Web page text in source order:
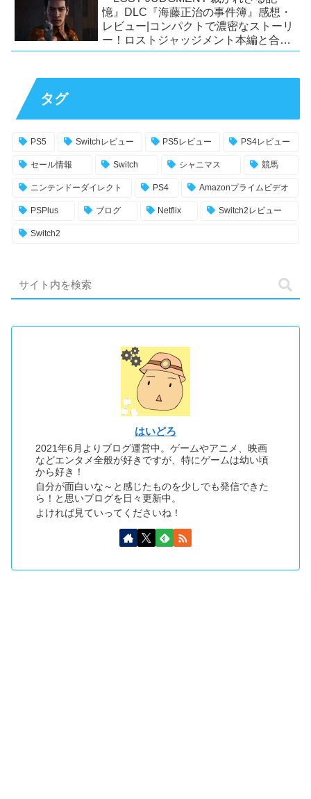
憶』DLC『海藤正治の事件簿』感想・
レビュー|コンパクトで濃密なストーリ
ー！ロストジャッジメント本編と合わ
せておすすめの満足度の高いDLC！
タグ
PS5 Switchレビュー PS5レビュー PS4レビュー
セール情報 Switch シャニマス 競馬
ニンテンドーダイレクト PS4 Amazonプライムビデオ
PSPlus ブログ Netflix Switch2レビュー
Switch2
はいどろ
2021年6月よりブログ運営中。ゲームやアニメ、映画
などエンタメ全般が好きですが、特にゲームは幼い頃
から好き！
自分が面白いな～と感じたものを少しでも発信できた
ら！と思いブログを日々更新中。
よければ見ていってくださいね！